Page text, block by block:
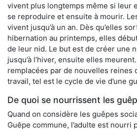
vivent plus longtemps même si leur
se reproduire et ensuite à mourir.
vivent jusqu’à un an. Dès qu’elles
hibernation au printemps, elles
de leur nid. Le but est de créer une
jusqu’à l’hiver, ensuite elles
remplacées par de nouvelles reines
travail, tel est le cycle de vie d’une
De quoi se nourrissent les
Quand on considère les guêpes
Guêpe commune, l’adulte est nourri